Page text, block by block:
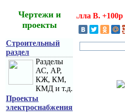
Чертежи и
проекты
Строительный
раздел
Разделы
АС, АР,
КЖ, КМ,
КМД и т.д.
Проекты
электроснабжения
благодарности Алла В.